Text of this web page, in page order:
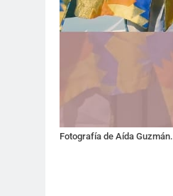
Fotografía de Aída Guzmán.